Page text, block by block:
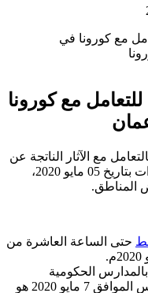
مع كورونا
مع الآثار الناتجة عن
فيروس كورونا بإصدار حزمة من القرارات بتاريخ 05 مايو 2020،
المناطق.
حتى الساعة العاشرة من
بالمدارس الحكومية
والخاصة على أن يكون يوم الخميس الموافق 7 مايو 2020 هو